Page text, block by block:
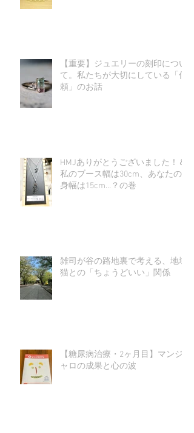
【重要】ジュエリーの刻印につい
て。私たちが大切にしている「信
頼」のお話
HMJありがとうございました！＆
私のブース幅は30cm、あなたの
身幅は15cm…？の巻
雑司が谷の路地裏で考える、地域
猫との「ちょうどいい」関係
【糖尿病治療・2ヶ月目】マンジ
ャロの成果と心の波